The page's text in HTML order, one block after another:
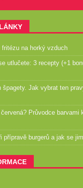
na horký vzduch
utlučete: 3 recepty (+1
špagety. Jak vybrat ten
Průvodce barvami
přípravě burgerů a jak se